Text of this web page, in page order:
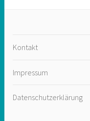
Kontakt
Impressum
Datenschutzerklärung